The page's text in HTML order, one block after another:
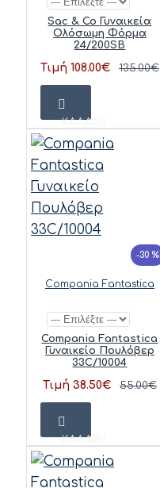
Sac & Co Γυναικεία
Ολόσωμη Φόρμα
24/200SB
Τιμή 108.00€ 135.00€
ΚΑΛΆΘΙ
-30 %
Compania Fantastica
Compania Fantastica
Γυναικείο Πουλόβερ
33C/10004
Τιμή 38.50€ 55.00€
ΚΑΛΆΘΙ